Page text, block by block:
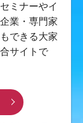
ミナーやイ
業・専門家
できる大家
サイトで